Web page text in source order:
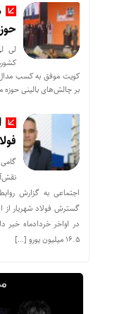
لی
کویت موفق به کسب مدال
بر چالش‌های بالینی حوزه
اجتماعی به گزارش
گسترش فولاد شهریار از
در اواخر خردادماه خبر
۱۶.۵ میلیون یورو […]